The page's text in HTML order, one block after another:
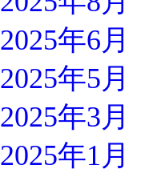
2025年6月
2025年5月
2025年3月
2025年1月